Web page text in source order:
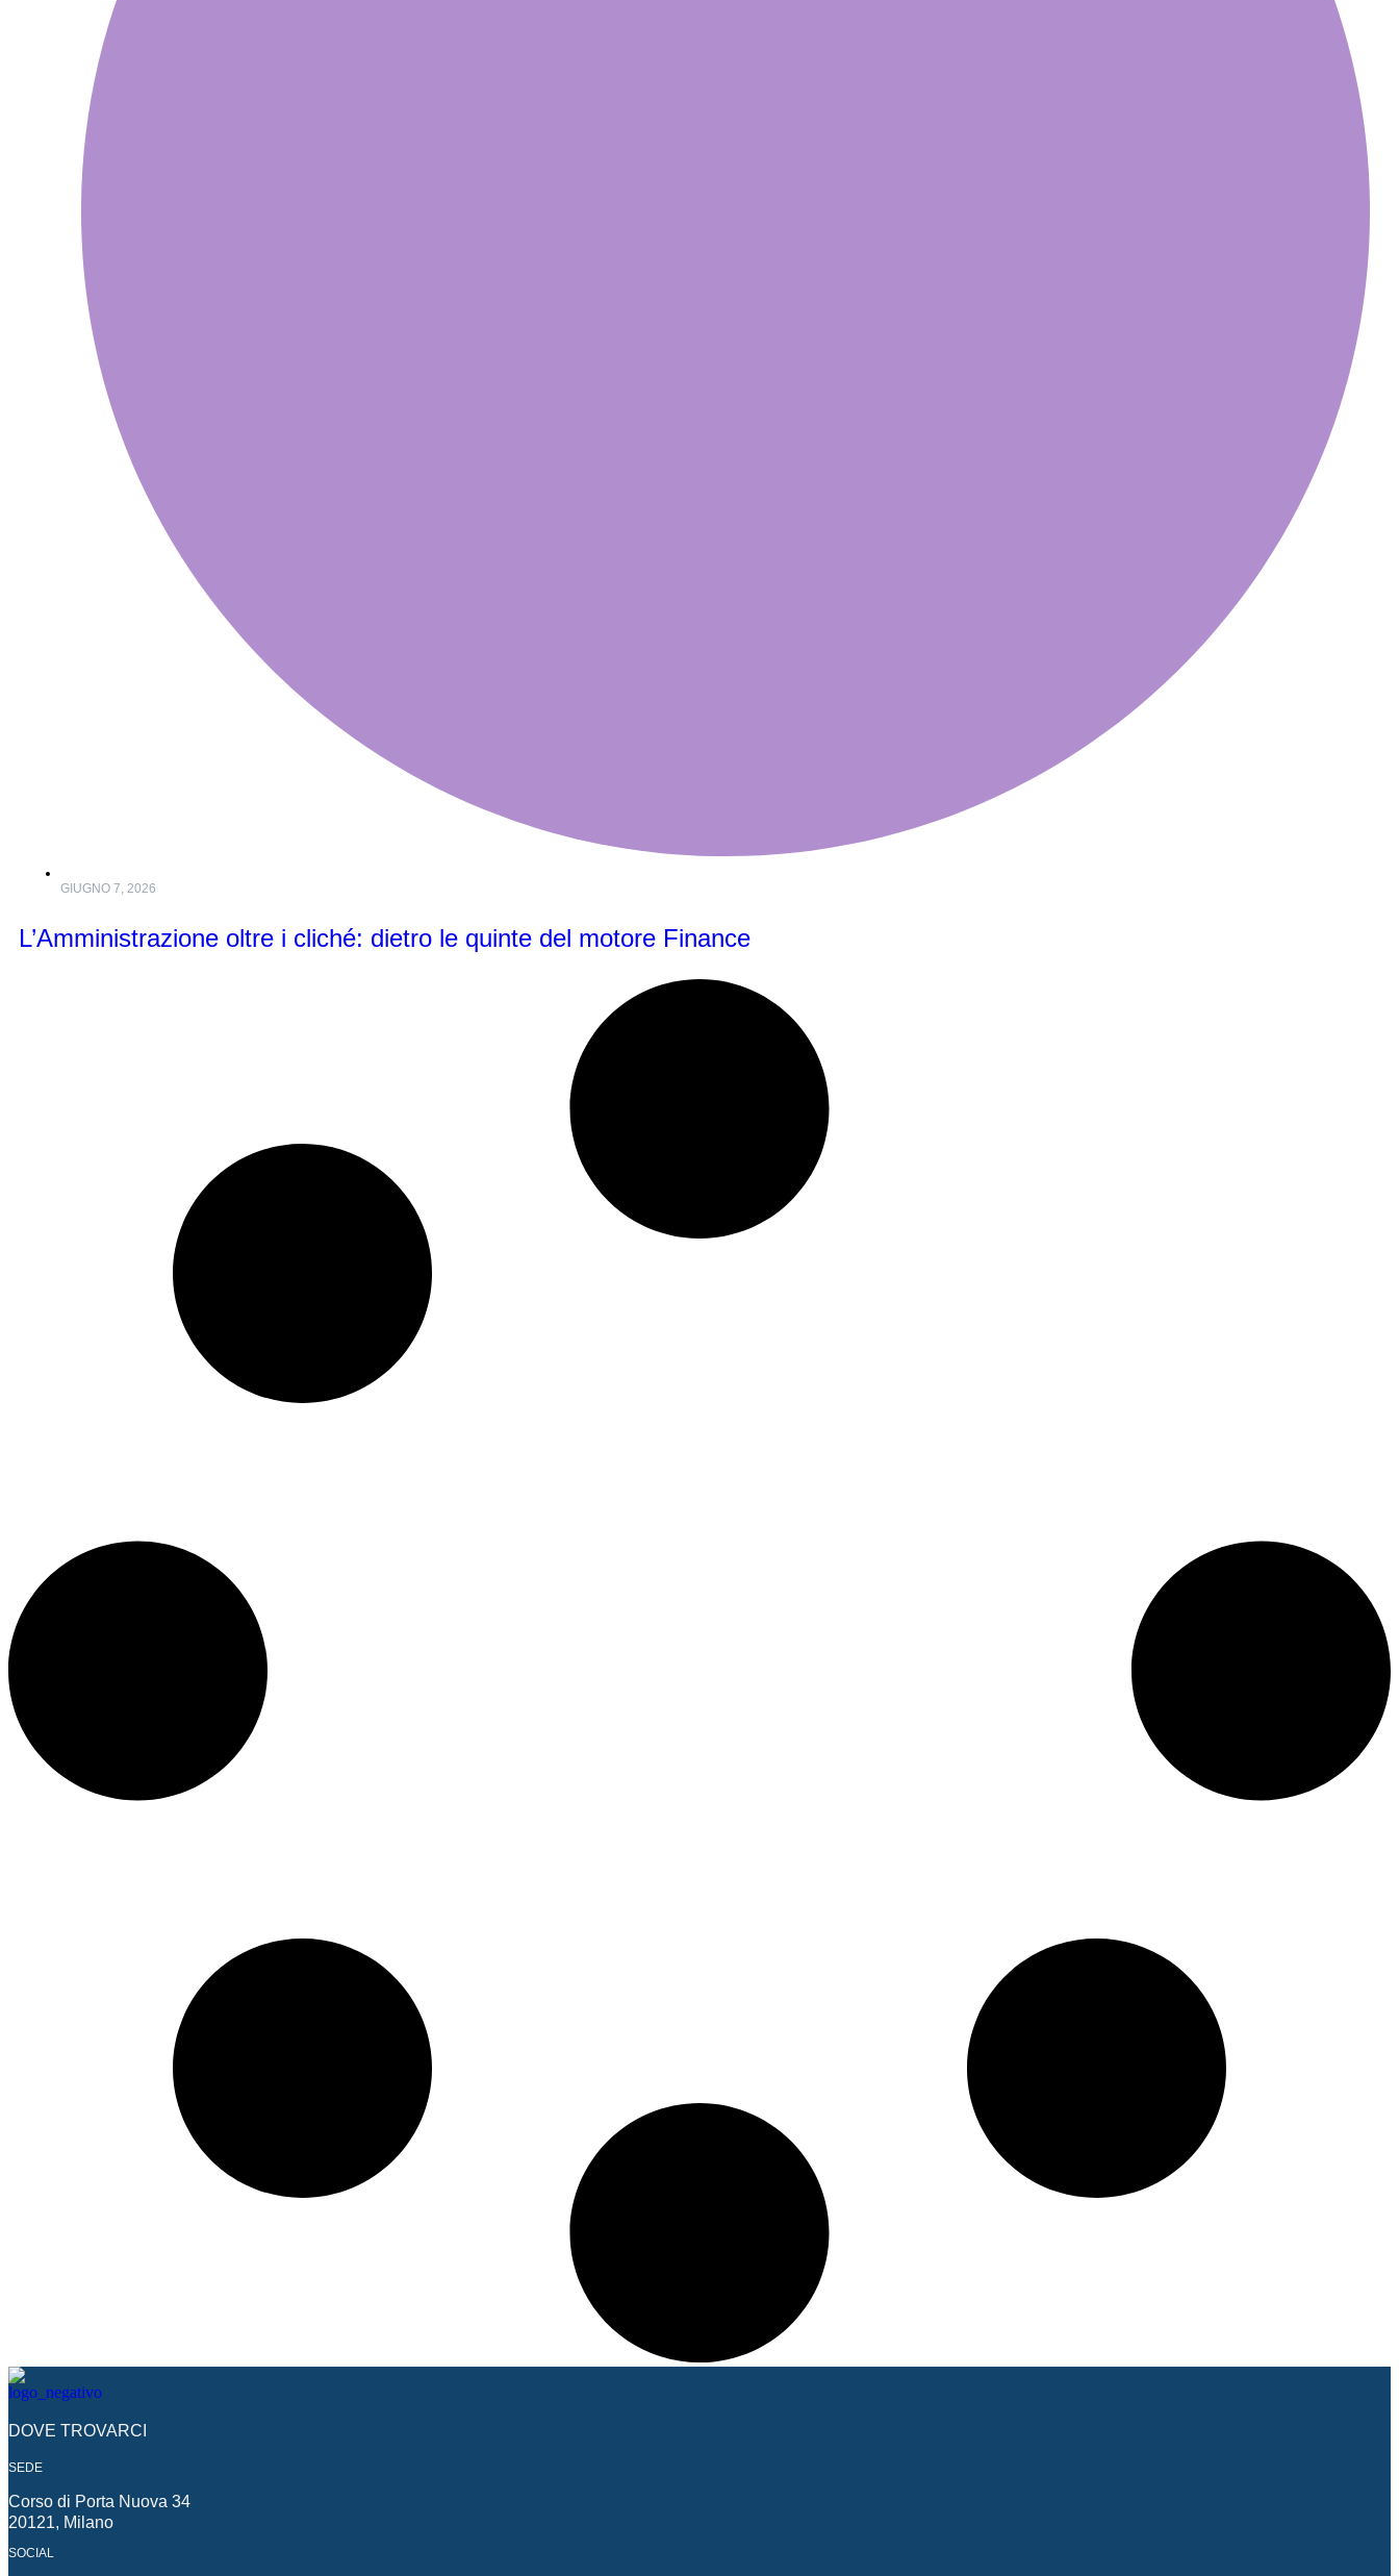
GIUGNO 7, 2026
L’Amministrazione oltre i cliché: dietro le quinte del motore Finance
DOVE TROVARCI
SEDE
Corso di Porta Nuova 34
20121, Milano
SOCIAL